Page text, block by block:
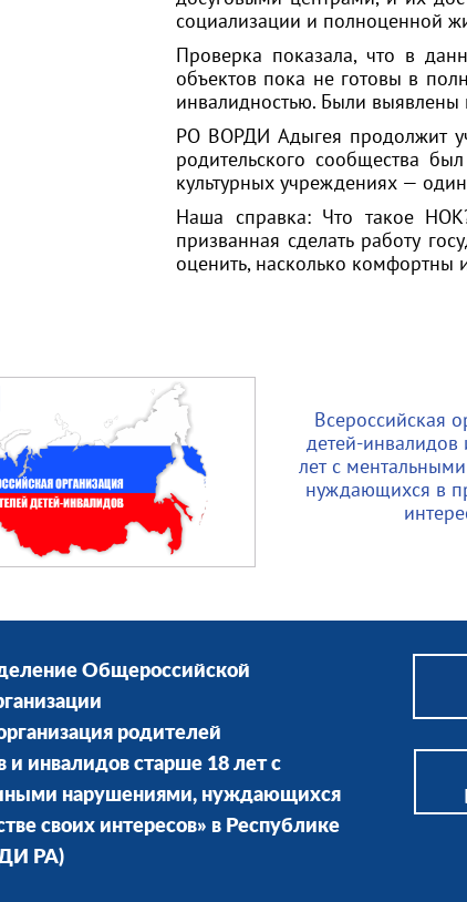
социализации и полноценной
Проверка показала, что в
объектов пока не готовы в
инвалидностью. Были выявлены
РО ВОРДИ Адыгея продолжит
родительского сообщества
культурных учреждениях —
Наша справка: Что такое
призванная сделать работу
оценить, насколько комфортны
Всероссийская
детей-
лет с
нуждающихся в
Общероссийской
родителей
и инвалидов старше 18 лет с
нарушениями, нуждающихся
своих интересов» в Республике
РА)